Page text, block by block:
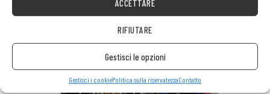
ACCETTARE
RIFIUTARE
Gestisci le opzioni
Gestisci i cookiePolitica sulla riservatezzaContatto